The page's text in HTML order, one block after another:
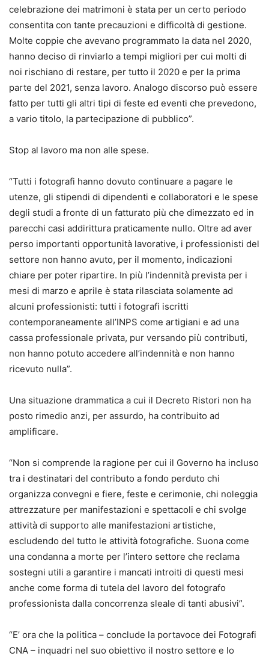
celebrazione dei matrimoni è stata per un certo periodo
consentita con tante precauzioni e difficoltà di gestione.
Molte coppie che avevano programmato la data nel 2020,
hanno deciso di rinviarlo a tempi migliori per cui molti di
noi rischiano di restare, per tutto il 2020 e per la prima
parte del 2021, senza lavoro. Analogo discorso può essere
fatto per tutti gli altri tipi di feste ed eventi che prevedono,
a vario titolo, la partecipazione di pubblico”.
Stop al lavoro ma non alle spese.
“Tutti i fotografi hanno dovuto continuare a pagare le
utenze, gli stipendi di dipendenti e collaboratori e le spese
degli studi a fronte di un fatturato più che dimezzato ed in
parecchi casi addirittura praticamente nullo. Oltre ad aver
perso importanti opportunità lavorative, i professionisti del
settore non hanno avuto, per il momento, indicazioni
chiare per poter ripartire. In più l’indennità prevista per i
mesi di marzo e aprile è stata rilasciata solamente ad
alcuni professionisti: tutti i fotografi iscritti
contemporaneamente all’INPS come artigiani e ad una
cassa professionale privata, pur versando più contributi,
non hanno potuto accedere all’indennità e non hanno
ricevuto nulla”.
Una situazione drammatica a cui il Decreto Ristori non ha
posto rimedio anzi, per assurdo, ha contribuito ad
amplificare.
“Non si comprende la ragione per cui il Governo ha incluso
tra i destinatari del contributo a fondo perduto chi
organizza convegni e fiere, feste e cerimonie, chi noleggia
attrezzature per manifestazioni e spettacoli e chi svolge
attività di supporto alle manifestazioni artistiche,
escludendo del tutto le attività fotografiche. Suona come
una condanna a morte per l’intero settore che reclama
sostegni utili a garantire i mancati introiti di questi mesi
anche come forma di tutela del lavoro del fotografo
professionista dalla concorrenza sleale di tanti abusivi”.
“E’ ora che la politica – conclude la portavoce dei Fotografi
CNA – inquadri nel suo obiettivo il nostro settore e lo